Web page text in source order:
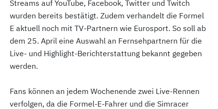
Streams auf YouTube, Facebook, Twitter und Twitch
wurden bereits bestätigt. Zudem verhandelt die Formel
E aktuell noch mit TV-Partnern wie Eurosport. So soll ab
dem 25. April eine Auswahl an Fernsehpartnern für die
Live- und Highlight-Berichterstattung bekannt gegeben
werden.
Fans können an jedem Wochenende zwei Live-Rennen
verfolgen, da die Formel-E-Fahrer und die Simracer